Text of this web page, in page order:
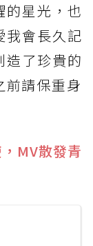
的星光，也
我會長久記
造了珍貴的
請保重身
MV散發青